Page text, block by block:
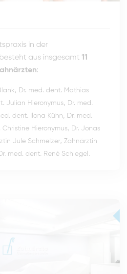
in der
aus insgesamt 11
:
, Dr. med. dent. Mathias
Julian Hieronymus, Dr. med.
dent. Ilona Kühn, Dr. med.
Christine Hieronymus, Dr. Jonas
Jule Schmelzer, Zahnärztin
med. dent. René Schlegel .